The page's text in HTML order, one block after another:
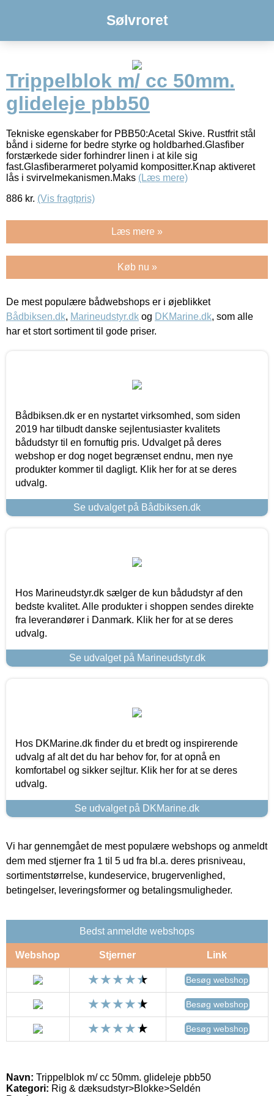
Sølvroret
Trippelblok m/ cc 50mm.
glideleje pbb50
Tekniske egenskaber for PBB50:Acetal Skive. Rustfrit stål
bånd i siderne for bedre styrke og holdbarhed.Glasfiber
forstærkede sider forhindrer linen i at kile sig
fast.Glasfiberarmeret polyamid kompositter.Knap aktiveret
lås i svirvelmekanismen.Maks (Læs mere)
886 kr. (Vis fragtpris)
Læs mere »
Køb nu »
De mest populære bådwebshops er i øjeblikket
Bådbiksen.dk, Marineudstyr.dk og DKMarine.dk, som alle
har et stort sortiment til gode priser.
Bådbiksen.dk er en nystartet virksomhed, som siden
2019 har tilbudt danske sejlentusiaster kvalitets
bådudstyr til en fornuftig pris. Udvalget på deres
webshop er dog noget begrænset endnu, men nye
produkter kommer til dagligt. Klik her for at se deres
udvalg.
Se udvalget på Bådbiksen.dk
Hos Marineudstyr.dk sælger de kun bådudstyr af den
bedste kvalitet. Alle produkter i shoppen sendes direkte
fra leverandører i Danmark. Klik her for at se deres
udvalg.
Se udvalget på Marineudstyr.dk
Hos DKMarine.dk finder du et bredt og inspirerende
udvalg af alt det du har behov for, for at opnå en
komfortabel og sikker sejltur. Klik her for at se deres
udvalg.
Se udvalget på DKMarine.dk
Vi har gennemgået de mest populære webshops og anmeldt
dem med stjerner fra 1 til 5 ud fra bl.a. deres prisniveau,
sortimentstørrelse, kundeservice, brugervenlighed,
betingelser, leveringsformer og betalingsmuligheder.
Bedst anmeldte webshops
Webshop Stjerner Link
Besøg webshop
Besøg webshop
Besøg webshop
Navn: Trippelblok m/ cc 50mm. glideleje pbb50
Kategori: Rig & dæksudstyr>Blokke>Seldén